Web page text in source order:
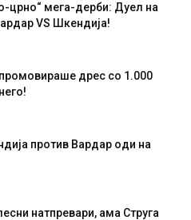
црно“ мега-дерби: Дуел на
VS Шкендија!
дрес со 1.000
против Вардар оди на
натпревари, ама Струга